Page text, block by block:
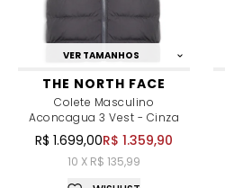
VER TAMANHOS
THE NORTH FACE
Colete Masculino
Aconcagua 3 Vest - Cinza
R$ 1.699,00R$ 1.359,90
10 X R$ 135,99